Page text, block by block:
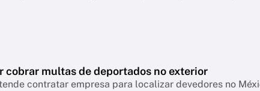
cobrar multas de deportados no exterior
contratar empresa para localizar devedores no